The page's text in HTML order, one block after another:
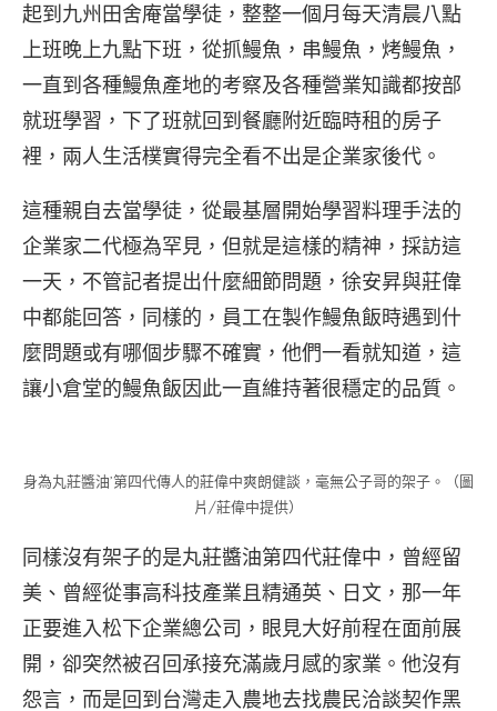
起到九州田舍庵當學徒，整整一個月每天清晨八點
上班晚上九點下班，從抓鰻魚，串鰻魚，烤鰻魚，
一直到各種鰻魚產地的考察及各種營業知識都按部
就班學習，下了班就回到餐廳附近臨時租的房子
裡，兩人生活樸實得完全看不出是企業家後代。
這種親自去當學徒，從最基層開始學習料理手法的
企業家二代極為罕見，但就是這樣的精神，採訪這
一天，不管記者提出什麼細節問題，徐安昇與莊偉
中都能回答，同樣的，員工在製作鰻魚飯時遇到什
麼問題或有哪個步驟不確實，他們一看就知道，這
讓小倉堂的鰻魚飯因此一直維持著很穩定的品質。
身為丸莊醬油’第四代傳人的莊偉中爽朗健談，毫無公子哥的架子。（圖
片∕莊偉中提供）
同樣沒有架子的是丸莊醬油第四代莊偉中，曾經留
美、曾經從事高科技產業且精通英、日文，那一年
正要進入松下企業總公司，眼見大好前程在面前展
開，卻突然被召回承接充滿歲月感的家業。他沒有
怨言，而是回到台灣走入農地去找農民洽談契作黑